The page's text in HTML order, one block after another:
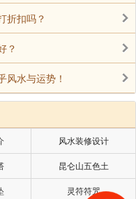
够长久福泽；品行
可以依靠的领导，才
工，天生不适合创
达怎么办？就得依附
自己生活过得舒坦。
，使其发扬光大；
能不断地生长万物。
折扣吗？
？
风水与运势！
风水装修设计
昆仑山五色土
灵符符咒